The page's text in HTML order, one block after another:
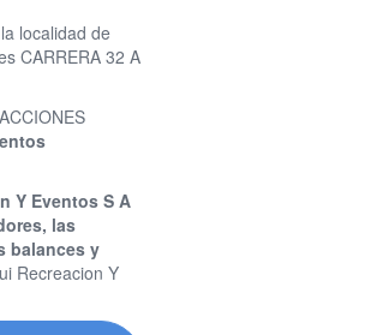
localidad de
CARRERA 32 A
Y Eventos S A
las
balances y
Recreacion Y